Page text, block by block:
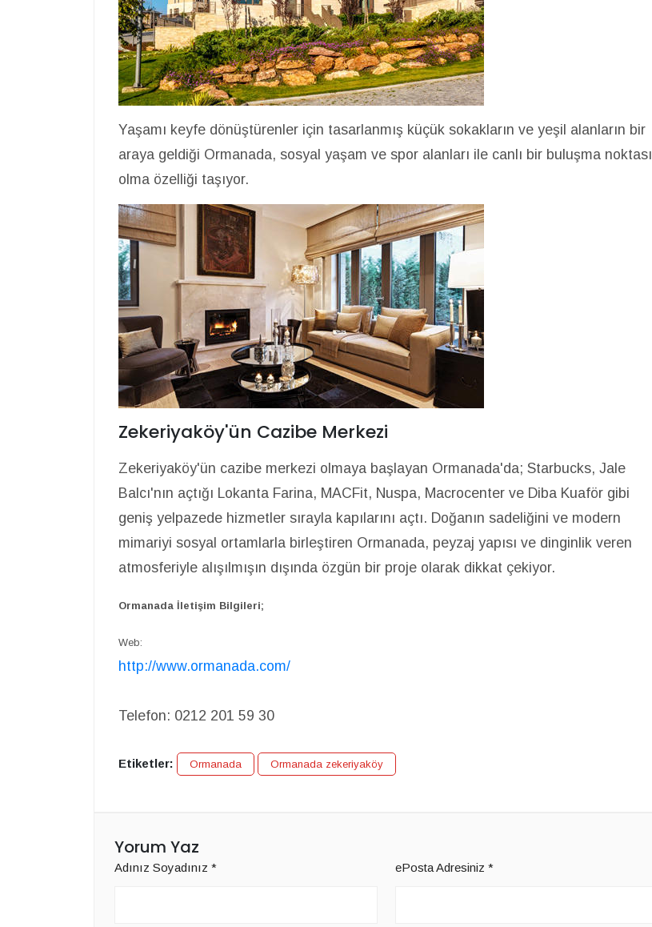
Yaşamı keyfe dönüştürenler için tasarlanmış küçük sokakların ve yeşil alanların bir
araya geldiği Ormanada, sosyal yaşam ve spor alanları ile canlı bir buluşma noktası
olma özelliği taşıyor.
Zekeriyaköy'ün Cazibe Merkezi
Zekeriyaköy'ün cazibe merkezi olmaya başlayan Ormanada'da; Starbucks, Jale
Balcı'nın açtığı Lokanta Farina, MACFit, Nuspa, Macrocenter ve Diba Kuaför gibi
geniş yelpazede hizmetler sırayla kapılarını açtı. Doğanın sadeliğini ve modern
mimariyi sosyal ortamlarla birleştiren Ormanada, peyzaj yapısı ve dinginlik veren
atmosferiyle alışılmışın dışında özgün bir proje olarak dikkat çekiyor.
Ormanada İletişim Bilgileri;
Web:
http://www.ormanada.com/
Telefon: 0212 201 59 30
Etiketler: Ormanada Ormanada zekeriyaköy
Yorum Yaz
Adınız Soyadınız * ePosta Adresiniz *